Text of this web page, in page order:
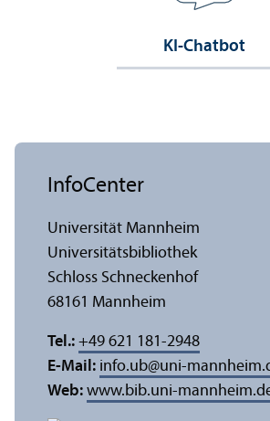
KI-Chatbot
InfoCenter
Universität Mannheim
Universitäts­bibliothek
Schloss Schneckenhof
68161 Mannheim
Tel.: +49 621 181-2948
E-Mail: info.ub@uni-
Web: www.bib.uni-